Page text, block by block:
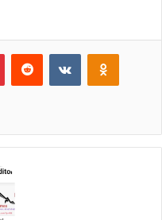
PinterestReddit VKontakte